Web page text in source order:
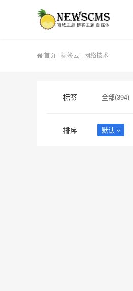
首页 -标签云- 网络技术
标签 全部(394)
排序 默认